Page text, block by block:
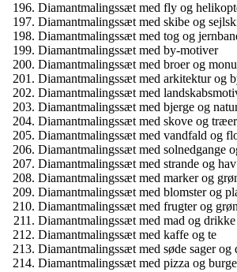
Diamantmalingssæt med fly og
Diamantmalingssæt med skibe og
Diamantmalingssæt med tog og
Diamantmalingssæt med by-motiver
Diamantmalingssæt med broer og
Diamantmalingssæt med arkitektur og
Diamantmalingssæt med
Diamantmalingssæt med bjerge og
Diamantmalingssæt med skove og træer
Diamantmalingssæt med vandfald og
Diamantmalingssæt med solnedgange
Diamantmalingssæt med strande og hav
Diamantmalingssæt med marker og
Diamantmalingssæt med blomster og
Diamantmalingssæt med frugter og
Diamantmalingssæt med mad og drikke
Diamantmalingssæt med kaffe og te
Diamantmalingssæt med søde sager og
Diamantmalingssæt med pizza og